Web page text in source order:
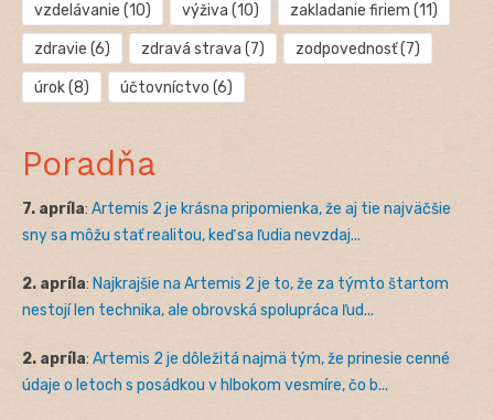
vzdelávanie (10) výživa (10) zakladanie firiem (11)
zdravie (6) zdravá strava (7) zodpovednosť(7)
úrok(8) účtovníctvo (6)
Poradňa
7. apríla: Artemis 2 je krásna pripomienka, že aj tie najväčšie
sny sa môžu stať realitou, keď sa ľudia nevzdaj...
2. apríla: Najkrajšie na Artemis 2 je to, že za týmto štartom
nestojí len technika, ale obrovská spolupráca ľud...
2. apríla: Artemis 2 je dôležitá najmä tým, že prinesie cenné
údaje o letoch s posádkou v hlbokom vesmíre, čo b...